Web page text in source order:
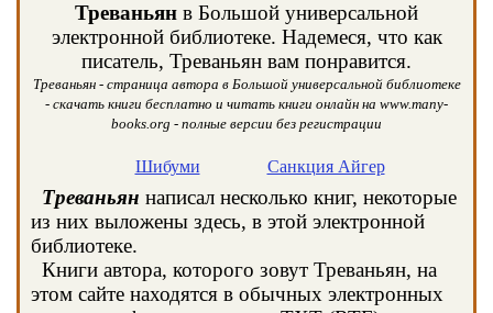
Треваньян в Большой универсальной
электронной библиотеке. Надемеся, что как
писатель, Треваньян вам понравится.
Треваньян - страница автора в Большой универсальной библиотеке
- скачать книги бесплатно и читать книги онлайн на www.many-
books.org - полные версии без регистрации
Шибуми Санкция Айгер
Треваньян написал несколько книг, некоторые
из них выложены здесь, в этой электронной
библиотеке.
Книги автора, которого зовут Треваньян, на
этом сайте находятся в обычных электронных